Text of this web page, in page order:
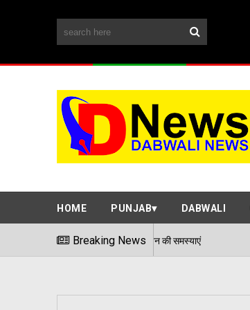
HOME PUNJAB DABWALI
Breaking News
शिविर में सुनी आमजन की समस्याएं 06/08/2026